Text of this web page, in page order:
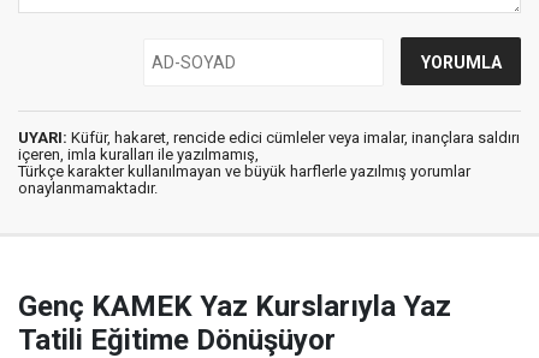
UYARI: Küfür, hakaret, rencide edici cümleler veya imalar, inançlara saldırı
içeren, imla kuralları ile yazılmamış,
Türkçe karakter kullanılmayan ve büyük harflerle yazılmış yorumlar
onaylanmamaktadır.
Genç KAMEK Yaz Kurslarıyla Yaz
Tatili Eğitime Dönüşüyor